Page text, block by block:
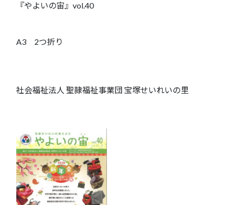
『やよいの宙』vol.40
A3 2つ折り
社会福祉法人 聖隷福祉事業団 宝塚せいれいの里